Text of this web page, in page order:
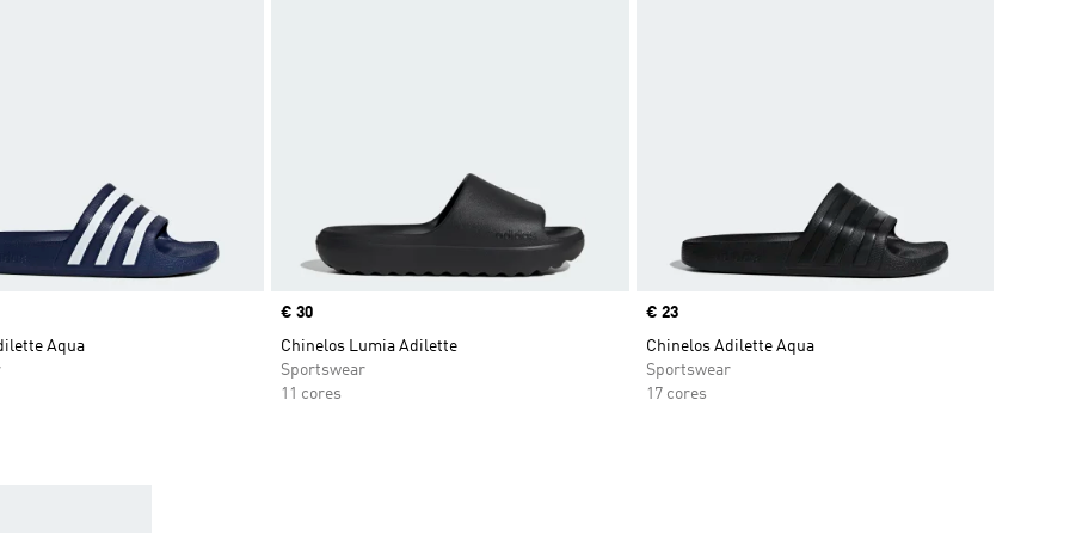
Aqua
Price
€ 30
Chinelos Lumia Adilette
Sportswear
11 cores
Price
€ 23
Chinelos Adilette Aqua
Sportswear
17 cores